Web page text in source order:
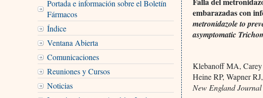
Portada e información sobre el Boletín
Fármacos
Índice
Ventana Abierta
Comunicaciones
Reuniones y Cursos
Noticias
embarazadas con
metronidazole to
asymptomatic
Klebanoff MA,
Heine RP, Wapner
New England